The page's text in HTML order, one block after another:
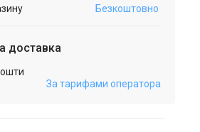
Безкоштовно
доставка
За тарифами оператора